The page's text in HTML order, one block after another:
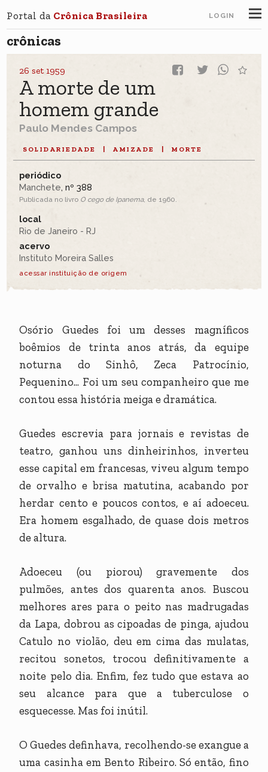
Portal da Crônica Brasileira LOGIN
crônicas
26 set 1959
A morte de um
homem grande
Paulo Mendes Campos
SOLIDARIEDADE AMIZADE MORTE
periódico
Manchete, nº 388
Publicada no livro O cego de Ipanema, de 1960.
local
Rio de Janeiro - RJ
acervo
Instituto Moreira Salles
acessar instituição de origem
Osório Guedes foi um desses magníficos
boêmios de trinta anos atrás, da equipe
noturna do Sinhô, Zeca Patrocínio,
Pequenino... Foi um seu companheiro que me
contou essa história meiga e dramática.
Guedes escrevia para jornais e revistas de
teatro, ganhou uns dinheirinhos, inverteu
esse capital em francesas, viveu algum tempo
de orvalho e brisa matutina, acabando por
herdar cento e poucos contos, e aí adoeceu.
Era homem esgalhado, de quase dois metros
de altura.
Adoeceu (ou piorou) gravemente dos
pulmões, antes dos quarenta anos. Buscou
melhores ares para o peito nas madrugadas
da Lapa, dobrou as cipoadas de pinga, ajudou
Catulo no violão, deu em cima das mulatas,
recitou sonetos, trocou definitivamente a
noite pelo dia. Enfim, fez tudo que estava ao
seu alcance para que a tuberculose o
esquecesse. Mas foi inútil.
O Guedes definhava, recolhendo-se exangue a
uma casinha em Bento Ribeiro. Só então, fino